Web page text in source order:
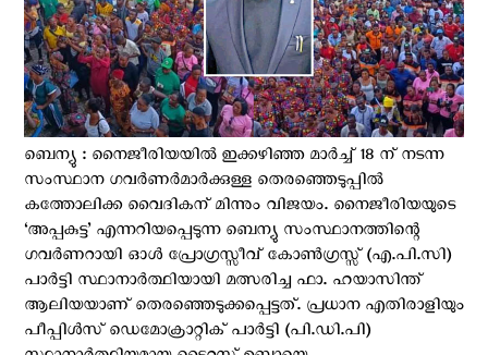
ബെന്യു : നൈജീരിയയില്‍ ഇക്കഴിഞ്ഞ മാര്‍ച്ച് 18 ന് നടന്ന
സംസ്ഥാന ഗവര്‍ണര്‍മാര്‍ക്കുള്ള തെരഞ്ഞെടുപ്പില്‍
കത്തോലിക്ക വൈദികന് മിന്നും വിജയം. നൈജീരിയയുടെ
‘അപ്പകുട്ട’ എന്നറിയപ്പെടുന്ന ബെന്യു സംസ്ഥാനത്തിന്റെ
ഗവര്‍ണറായി ഓള്‍ പ്രോഗ്രസ്സീവ് കോണ്‍ഗ്രസ്സ് (എ.പി.സി)
പാര്‍ട്ടി സ്ഥാനാര്‍ത്ഥിയായി മത്സരിച്ച ഫാ. ഹയാസിന്ത്
ആലിയയാണ് തെരഞ്ഞെടുക്കപ്പെട്ടത്. പ്രധാന എതിരാളിയും
പീപ്പിള്‍സ് ഡെമോക്രാറ്റിക്‌ പാര്‍ട്ടി (പി.ഡി.പി)